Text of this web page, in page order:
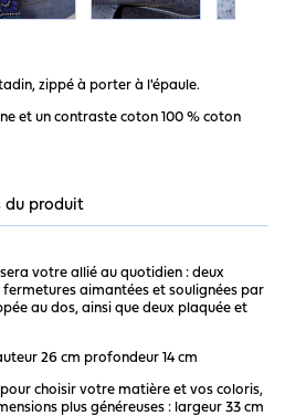
zippé à porter à l'épaule.
et un contraste coton 100 % coton
du produit
votre allié au quotidien : deux
aimantées et soulignées par
au dos, ainsi que deux plaquée et
26 cm profondeur 14 cm
choisir votre matière et vos coloris,
plus généreuses : largeur 33 cm